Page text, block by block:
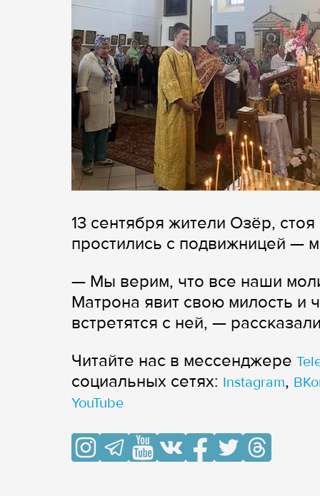
13 сентября жители Озёр,
простились с подвижницей —
— Мы верим, что все наши
Матрона явит свою милость и
встретятся с ней, —
Читайте нас в мессенджере
cоциальных сетях: Instagram,
YouTube